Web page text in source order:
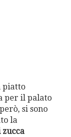
piatto
per il palato
si sono
la
zucca